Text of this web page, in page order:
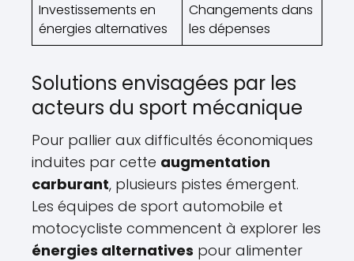
Investissements en
énergies alternatives
Changements dans
les dépenses
Solutions envisagées par les
acteurs du sport mécanique
Pour pallier aux difficultés économiques
induites par cette augmentation
carburant, plusieurs pistes émergent.
Les équipes de sport automobile et
motocycliste commencent à explorer les
énergies alternatives pour alimenter